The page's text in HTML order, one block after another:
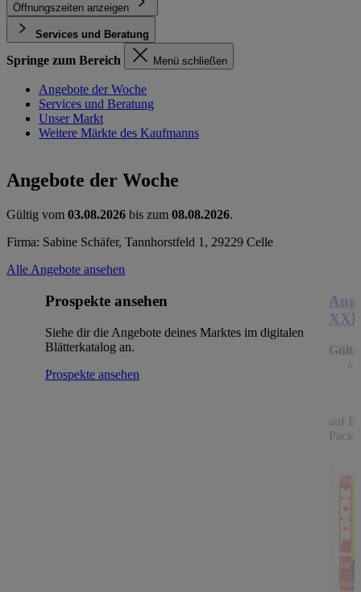
Öffnungszeiten anzeigen
Services und Beratung
Springe zum Bereich Menü schließen
Angebote der Woche
Services und Beratung
Unser Markt
Weitere Märkte des Kaufmanns
Angebote der Woche
Gültig vom 03.08.2026 bis zum 08.08.2026.
Firma: Sabine Schäfer, Tannhorstfeld 1, 29229 Celle
Alle Angebote ansehen
Prospekte ansehen
Siehe dir die Angebote deines Marktes im digitalen
Blätterkatalog an.
Prospekte ansehen
XXL
auf